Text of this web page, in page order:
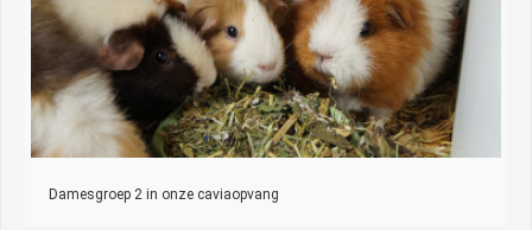
Damesgroep 2 in onze caviaopvang